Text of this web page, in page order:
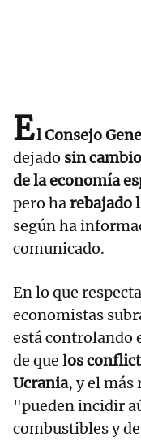
El Consejo
dejado sin
de la economía
pero harebajado
según ha
comunicado.
En lo que
economistas
está controlando
de que los
Ucrania, y el más
"pueden incidir
combustibles y